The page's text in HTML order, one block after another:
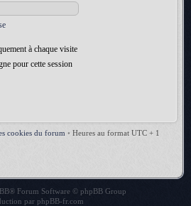
à chaque visite
pour cette session
cookies du forum • Heures au format UTC + 1
® Forum Software © phpBB Group
par phpBB-fr.com